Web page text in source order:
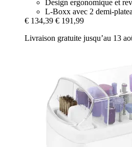
Design ergonomique et
L-Boxx avec 2 demi-
€ 134,39 € 191,99
Livraison gratuite jusqu’au 13